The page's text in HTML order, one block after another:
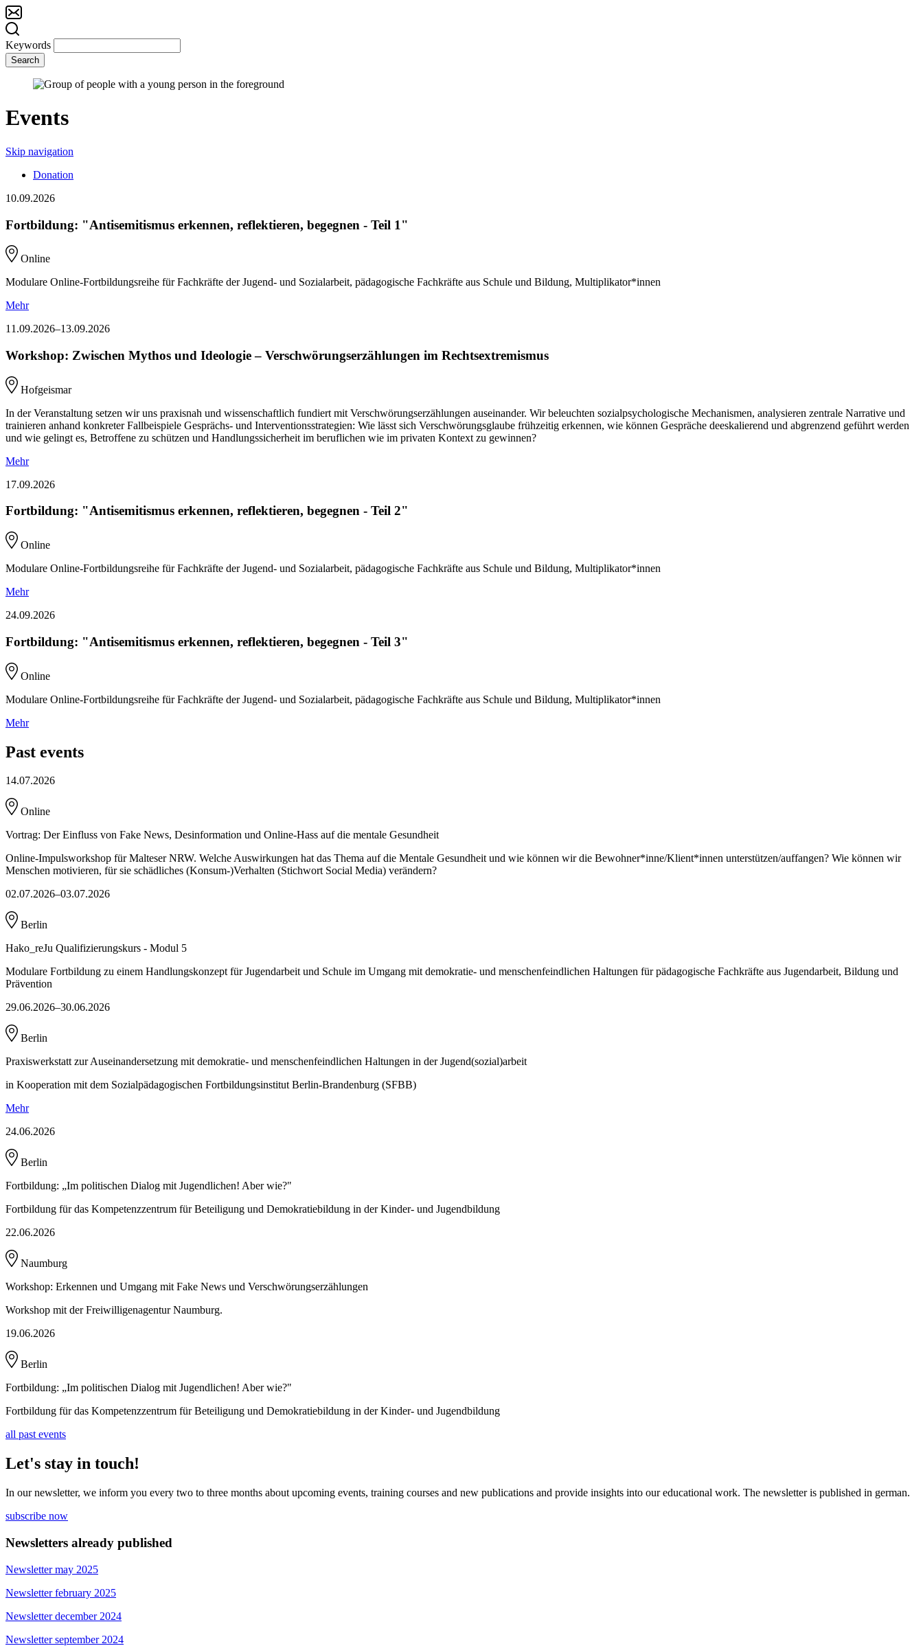
Keywords
Search
Events
Skip navigation
Donation
10.09.2026
Fortbildung: "Antisemitismus erkennen, reflektieren, begegnen - Teil 1"
Online
Modulare Online-Fortbildungsreihe für Fach­kräfte der Jugend­- und Sozialarbeit, päda­gogi­sche Fach­kräfte aus Schule und Bildung, Multi­pli­kator*innen
Mehr
11.09.2026–13.09.2026
Workshop: Zwischen Mythos und Ideologie – Verschwörungserzählungen im Rechtsextremismus
Hofgeismar
In der Veranstaltung setzen wir uns praxisnah und wissenschaftlich fundiert mit Verschwörungserzählungen auseinander. Wir beleuchten sozialpsychologische Mechanismen, analysieren zentrale Narrative und
trainieren anhand konkreter Fallbeispiele Gesprächs- und Interventionsstrategien: Wie lässt sich Verschwörungsglaube frühzeitig erkennen, wie können Gespräche deeskalierend und abgrenzend geführt werden
und wie gelingt es, Betroffene zu schützen und Handlungssicherheit im beruflichen wie im privaten Kontext zu gewinnen?
Mehr
17.09.2026
Fortbildung: "Antisemitismus erkennen, reflektieren, begegnen - Teil 2"
Online
Modulare Online-Fortbildungsreihe für Fach­kräfte der Jugend­- und Sozialarbeit, päda­gogi­sche Fach­kräfte aus Schule und Bildung, Multi­pli­kator*innen
Mehr
24.09.2026
Fortbildung: "Antisemitismus erkennen, reflektieren, begegnen - Teil 3"
Online
Modulare Online-Fortbildungsreihe für Fach­kräfte der Jugend­- und Sozialarbeit, päda­gogi­sche Fach­kräfte aus Schule und Bildung, Multi­pli­kator*innen
Mehr
Past events
14.07.2026
Online
Vortrag: Der Einfluss von Fake News, Desinformation und Online-Hass auf die mentale Gesundheit
Online-Impulsworkshop für Malteser NRW. Welche Auswirkungen hat das Thema auf die Mentale Gesundheit und wie können wir die Bewohner*inne/Klient*innen unterstützen/auffangen? Wie können wir
Menschen motivieren, für sie schädliches (Konsum-)Verhalten (Stichwort Social Media) verändern?
02.07.2026–03.07.2026
Berlin
Hako_reJu Qualifizierungskurs - Modul 5
Modulare Fortbildung zu einem Handlungskonzept für Jugendarbeit und Schule im Umgang mit demokratie- und menschenfeindlichen Haltungen für pädagogische Fachkräfte aus Jugendarbeit, Bildung und
Prävention
29.06.2026–30.06.2026
Berlin
Praxiswerkstatt zur Auseinander­setzung mit demokratie- und menschen­feindlichen Haltungen in der Jugend­(sozial)­arbeit
in Kooperation mit dem Sozialpädagogischen Fortbildungsinstitut Berlin-Brandenburg (SFBB)
Mehr
24.06.2026
Berlin
Fortbildung: „Im politischen Dialog mit Jugendlichen! Aber wie?"
Fortbildung für das Kompetenzzentrum für Beteiligung und Demokratiebildung in der Kinder- und Jugendbildung
22.06.2026
Naumburg
Workshop: Erkennen und Umgang mit Fake News und Verschwörungserzählungen
Workshop mit der Freiwilligenagentur Naumburg.
19.06.2026
Berlin
Fortbildung: „Im politischen Dialog mit Jugendlichen! Aber wie?"
Fortbildung für das Kompetenzzentrum für Beteiligung und Demokratiebildung in der Kinder- und Jugendbildung
all past events
Let's stay in touch!
In our newsletter, we inform you every two to three months about upcoming events, training courses and new publications and provide insights into our educational work. The newsletter is published in german.
subscribe now
Newsletters already published
Newsletter may 2025
Newsletter february 2025
Newsletter december 2024
Newsletter september 2024